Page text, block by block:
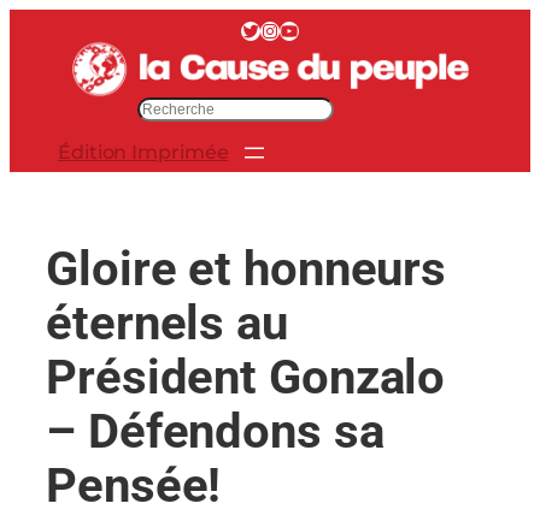
contenu
Twitter InstagramYouTube
c
e
Édition Imprimée
Gloire et honneurs
éternels au
Président Gonzalo
– Défendons sa
Pensée!